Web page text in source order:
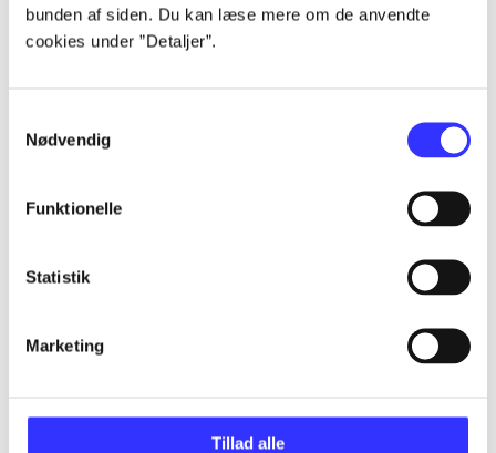
bunden af siden. Du kan læse mere om de anvendte
cookies under ”Detaljer”.
Nødvendig
Funktionelle
Statistik
Marketing
Tillad alle
...
Minder om